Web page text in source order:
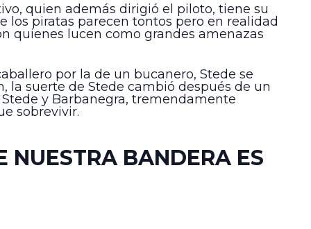
quien además dirigió el piloto, tiene su
los piratas parecen tontos pero en realidad
quienes lucen como grandes amenazas
por la de un bucanero, Stede se
la suerte de Stede cambió después de un
y Barbanegra, tremendamente
sobrevivir.
NUESTRA BANDERA ES